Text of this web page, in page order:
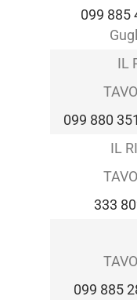
099 885
IL
099 880
IL
333
099 885